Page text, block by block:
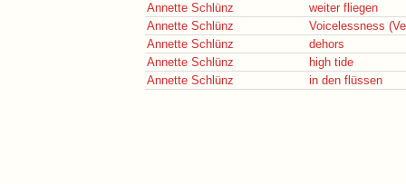
Annette Schlünz
weiter fliegen
Annette Schlünz
Voicelessness
Annette Schlünz
dehors
Annette Schlünz
high tide
Annette Schlünz
in den flüssen